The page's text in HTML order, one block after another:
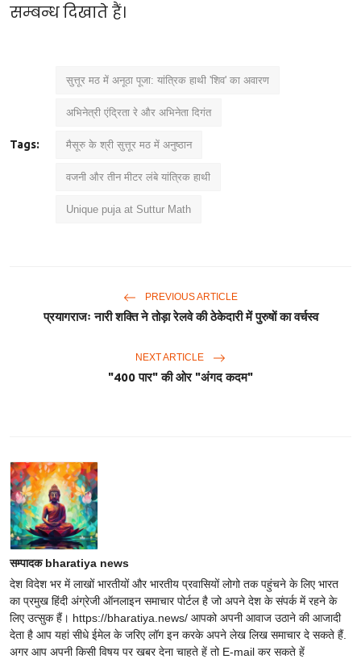
सम्बन्ध दिखाते हैं।
Tags:
सुत्तूर मठ में अनूठा पूजा: यांत्रिक हाथी 'शिव' का अवारण
अभिनेत्री एंद्रिता रे और अभिनेता दिगंत
मैसूरु के श्री सुत्तूर मठ में अनुष्ठान
वजनी और तीन मीटर लंबे यांत्रिक हाथी
Unique puja at Suttur Math
PREVIOUS ARTICLE
प्रयागराजः नारी शक्ति ने तोड़ा रेलवे की ठेकेदारी में पुरुषों का वर्चस्व
NEXT ARTICLE
"400 पार" की ओर "अंगद कदम"
सम्पादक bharatiya news
देश विदेश भर में लाखों भारतीयों और भारतीय प्रवासियों लोगो तक पहुंचने के लिए भारत
का प्रमुख हिंदी अंग्रेजी ऑनलाइन समाचार पोर्टल है जो अपने देश के संपर्क में रहने के
लिए उत्सुक हैं। https://bharatiya.news/ आपको अपनी आवाज उठाने की आजादी
देता है आप यहां सीधे ईमेल के जरिए लॉग इन करके अपने लेख लिख समाचार दे सकते हैं.
अगर आप अपनी किसी विषय पर खबर देना चाहते हें तो E-mail कर सकते हें